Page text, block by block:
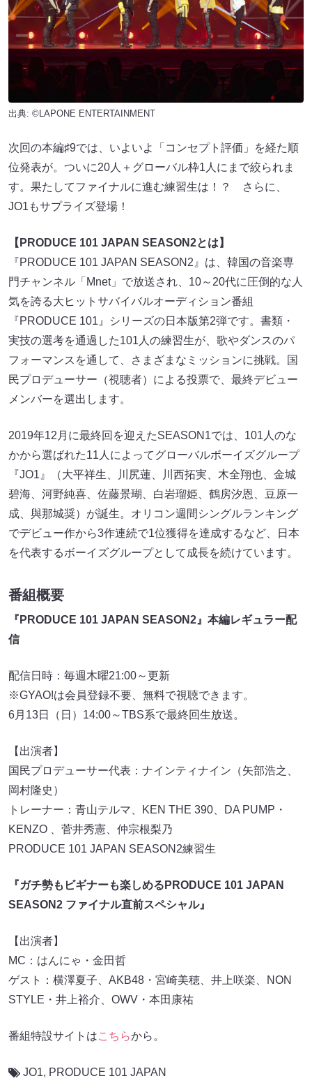
出典: ©LAPONE ENTERTAINMENT
次回の本編♯9では、いよいよ「コンセプト評価」を経た順
位発表が。ついに20人＋グローバル枠1人にまで絞られま
す。果たしてファイナルに進む練習生は！？ さらに、
JO1もサプライズ登場！
【PRODUCE 101 JAPAN SEASON2とは】
『PRODUCE 101 JAPAN SEASON2』は、韓国の音楽専
門チャンネル「Mnet」で放送され、10～20代に圧倒的な人
気を誇る大ヒットサバイバルオーディション番組
『PRODUCE 101』シリーズの日本版第2弾です。書類・
実技の選考を通過した101人の練習生が、歌やダンスのパ
フォーマンスを通して、さまざまなミッションに挑戦。国
民プロデューサー（視聴者）による投票で、最終デビュー
メンバーを選出します。
2019年12月に最終回を迎えたSEASON1では、101人のな
かから選ばれた11人によってグローバルボーイズグループ
『JO1』（大平祥生、川尻蓮、川西拓実、木全翔也、金城
碧海、河野純喜、佐藤景瑚、白岩瑠姫、鶴房汐恩、豆原一
成、與那城奨）が誕生。オリコン週間シングルランキング
でデビュー作から3作連続で1位獲得を達成するなど、日本
を代表するボーイズグループとして成長を続けています。
番組概要
『PRODUCE 101 JAPAN SEASON2』本編レギュラー配
信
配信日時：毎週木曜21:00～更新
※GYAO!は会員登録不要、無料で視聴できます。
6月13日（日）14:00～TBS系で最終回生放送。
【出演者】
国民プロデューサー代表：ナインティナイン（矢部浩之、
岡村隆史）
トレーナー：青山テルマ、KEN THE 390、DA PUMP・
KENZO 、菅井秀憲、仲宗根梨乃
PRODUCE 101 JAPAN SEASON2練習生
『ガチ勢もビギナーも楽しめるPRODUCE 101 JAPAN
SEASON2 ファイナル直前スペシャル』
【出演者】
MC：はんにゃ・金田哲
ゲスト：横澤夏子、AKB48・宮崎美穂、井上咲楽、NON
STYLE・井上裕介、OWV・本田康祐
番組特設サイトはこちらから。
JO1, PRODUCE 101 JAPAN